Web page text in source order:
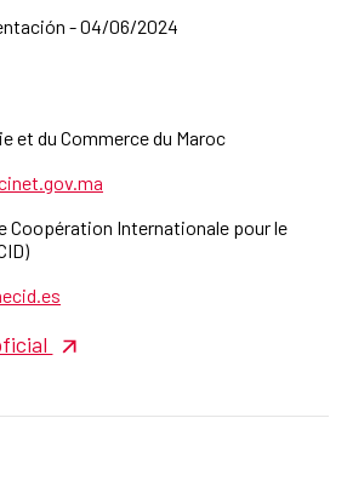
- 04/06/2024
et du Commerce du Maroc
Coopération Internationale pour le